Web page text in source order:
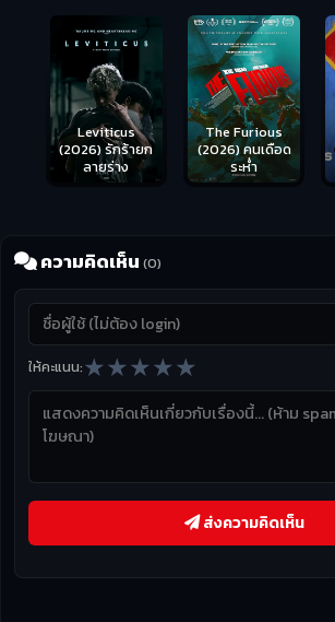
Leviticus
(2026) รักร้ายก
ลายร่าง
The Furious
(2026) คนเดือด
ระห่ำ
ความคิดเห็น (0)
ให้คะแนน:★★★★★
ส่งความคิดเห็น